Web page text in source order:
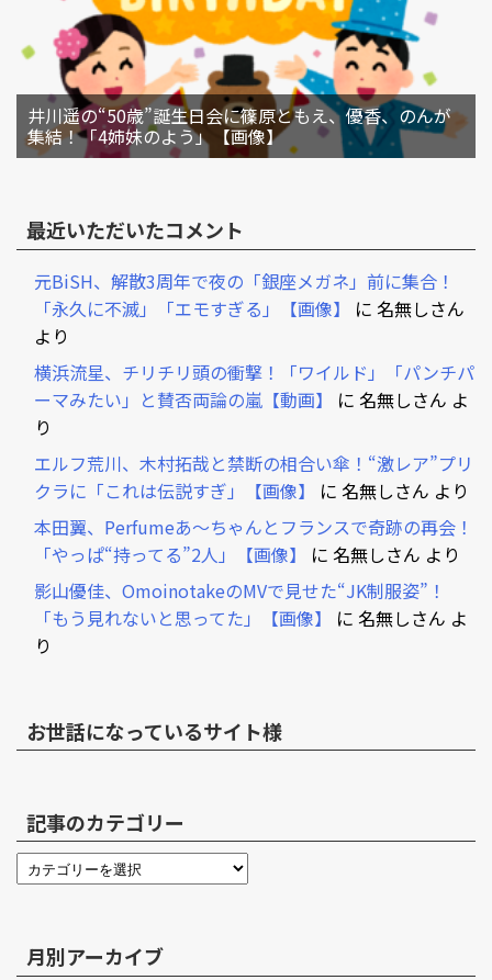
井川遥の“50歳”誕生日会に篠原ともえ、優香、のんが
集結！「4姉妹のよう」【画像】
最近いただいたコメント
元BiSH、解散3周年で夜の「銀座メガネ」前に集合！
「永久に不滅」「エモすぎる」【画像】
に 名無しさん
より
横浜流星、チリチリ頭の衝撃！「ワイルド」「パンチパ
ーマみたい」と賛否両論の嵐【動画】
に 名無しさん よ
り
エルフ荒川、木村拓哉と禁断の相合い傘！“激レア”プリ
クラに「これは伝説すぎ」【画像】
に 名無しさん より
本田翼、Perfumeあ～ちゃんとフランスで奇跡の再会！
「やっぱ“持ってる”2人」【画像】
に 名無しさん より
影山優佳、OmoinotakeのMVで見せた“JK制服姿”！
「もう見れないと思ってた」【画像】
に 名無しさん よ
り
お世話になっているサイト様
記事のカテゴリー
月別アーカイブ